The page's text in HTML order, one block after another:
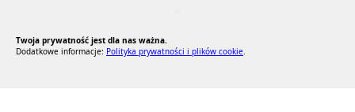
Twoja prywatność jest dla nas ważna.
Dodatkowe informacje: Polityka prywatności i plików cookie